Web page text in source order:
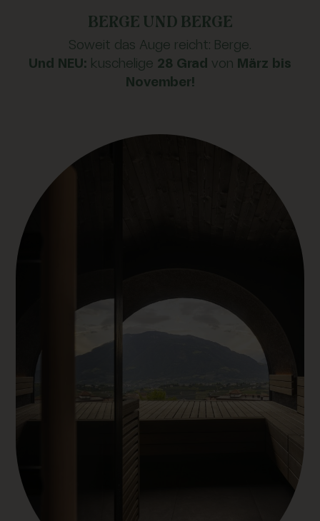
BERGE UND BERGE
Soweit das Auge reicht: Berge.
Und NEU: kuschelige 28 Grad von März bis
November!